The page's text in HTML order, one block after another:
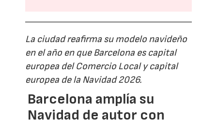
La ciudad reafirma su modelo navideño
en el año en que Barcelona es capital
europea del Comercio Local y capital
europea de la Navidad 2026.
Barcelona amplía su
Navidad de autor con